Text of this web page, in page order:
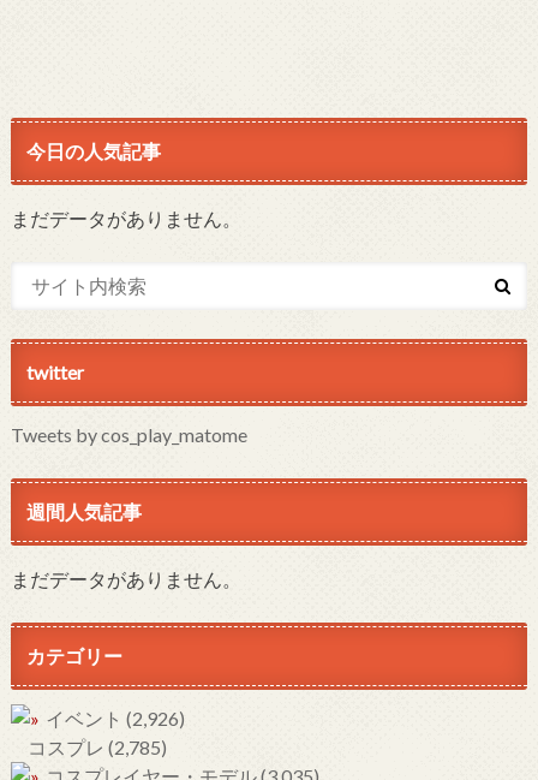
今日の人気記事
まだデータがありません。
twitter
Tweets by cos_play_matome
週間人気記事
まだデータがありません。
カテゴリー
イベント (2,926)
コスプレ (2,785)